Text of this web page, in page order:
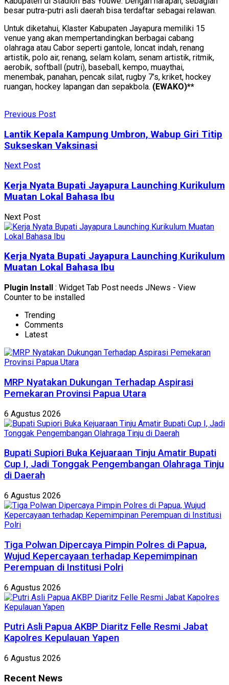
besar putra-putri asli daerah bisa terdaftar sebagai relawan.
Untuk diketahui, Klaster Kabupaten Jayapura memiliki 15
venue yang akan mempertandingkan berbagai cabang
olahraga atau Cabor seperti gantole, loncat indah, renang
artistik, polo air, renang, selam kolam, senam artistik, ritmik,
aerobik, softball (putri), baseball, kempo, muaythai,
menembak, panahan, pencak silat, rugby 7’s, kriket, hockey
ruangan, hockey lapangan dan sepakbola. (EWAKO)**
Previous Post
Lantik Kepala Kampung Umbron, Wabup Giri Titip
Sukseskan Vaksinasi
Next Post
Kerja Nyata Bupati Jayapura Launching Kurikulum
Muatan Lokal Bahasa Ibu
Next Post
Kerja Nyata Bupati Jayapura Launching Kurikulum
Muatan Lokal Bahasa Ibu
Plugin Install
: Widget Tab Post needs JNews - View
Counter to be installed
Trending
Comments
Latest
MRP Nyatakan Dukungan Terhadap Aspirasi
Pemekaran Provinsi Papua Utara
6 Agustus 2026
Bupati Supiori Buka Kejuaraan Tinju Amatir Bupati
Cup I, Jadi Tonggak Pengembangan Olahraga Tinju
di Daerah
6 Agustus 2026
Tiga Polwan Dipercaya Pimpin Polres di Papua,
Wujud Kepercayaan terhadap Kepemimpinan
Perempuan di Institusi Polri
6 Agustus 2026
Putri Asli Papua AKBP Diaritz Felle Resmi Jabat
Kapolres Kepulauan Yapen
6 Agustus 2026
Recent News